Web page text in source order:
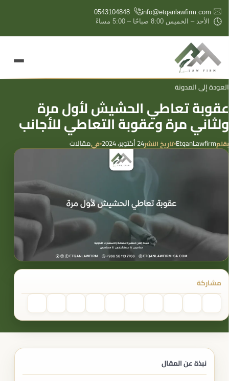
content
info@etqanlawfirm.com
0543104848
الأحد – الخميس 8:00 صباحًا – 5:00 مساءً
العودة إلى المدونة
عقوبة تعاطي الحشيش لأول مرة
ولثاني مرة وعقوبة التعاطي للأجانب
بقلمEtqanLawfirm تاريخ النشر24 أكتوبر، 2024 فيمقالات
مشاركة
نبذة عن المقال